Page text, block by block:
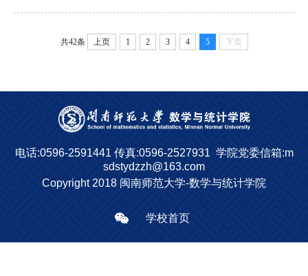
共42条 上页 1 2 3 4 5 下页
电话:0596-2591441 传真:0596-2527931 学院党委信箱:m
sdstydzzh@163.com
Copyright 2018 闽南师范大学-数学与统计学院
学校首页